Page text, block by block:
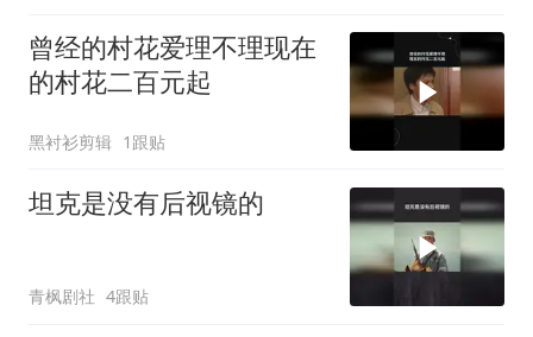
曾经的村花爱理不理现在
的村花二百元起
黑衬衫剪辑 1跟贴
坦克是没有后视镜的
青枫剧社 4跟贴